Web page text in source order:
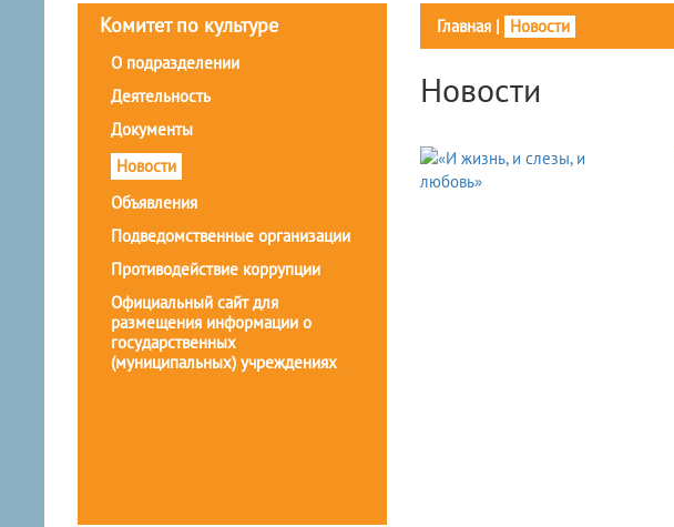
Комитет по культуре
О подразделении
Деятельность
Документы
Новости
Объявления
Подведомственные организации
Противодействие коррупции
Официальный сайт для
размещения информации о
государственных
(муниципальных) учреждениях
Главная| Новости
Новости